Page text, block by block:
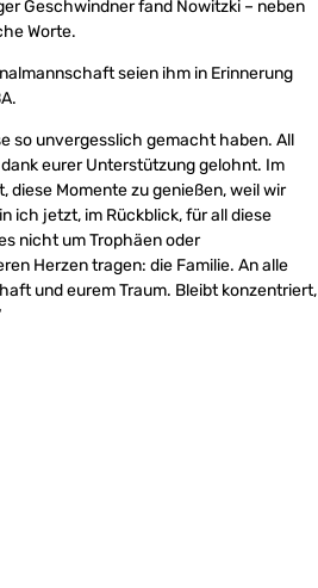
Geschwindner fand Nowitzki – neben
Worte.
seien ihm in Erinnerung
so unvergesslich gemacht haben. All
eurer Unterstützung gelohnt. Im
diese Momente zu genießen, weil wir
ich jetzt, im Rückblick, für all diese
nicht um Trophäen oder
Herzen tragen: die Familie. An alle
und eurem Traum. Bleibt konzentriert,